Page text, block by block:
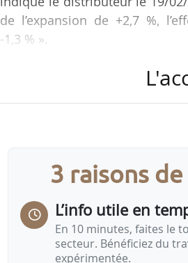
de l’expansion de +2,7 %,
-1,3 % ».
Sa marge commerciale
L’Ebitda du groupe est en
3 raisons
L’info utile en
En 10 minutes, faites le
secteur. Bénéficiez du
expérimentée.